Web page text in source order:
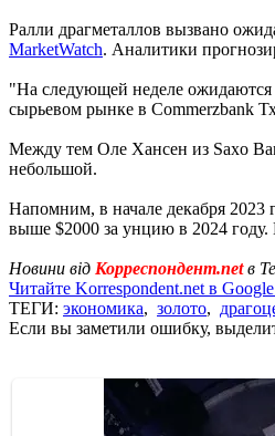
Ралли драгметаллов вызвано
MarketWatch. Аналитики
"На следующей неделе ожидаются
сырьевом рынке в Commerzbank
Между тем Оле Хансен из Saxo
небольшой.
Напомним, в начале декабря 2023
выше $2000 за унцию в 2024 году.
Новини від Корреспондент.netв
Читайте Korrespondent.net в
ТЕГИ: экономика, золото,
Если вы заметили ошибку,